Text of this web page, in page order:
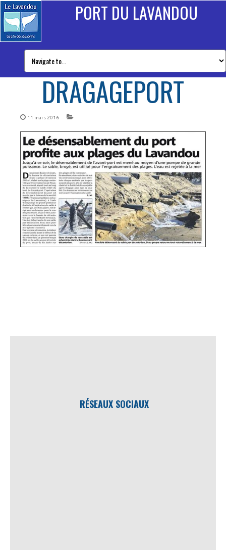
PORT DU LAVANDOU
DRAGAGEPORT
11 mars 2016
RÉSEAUX SOCIAUX